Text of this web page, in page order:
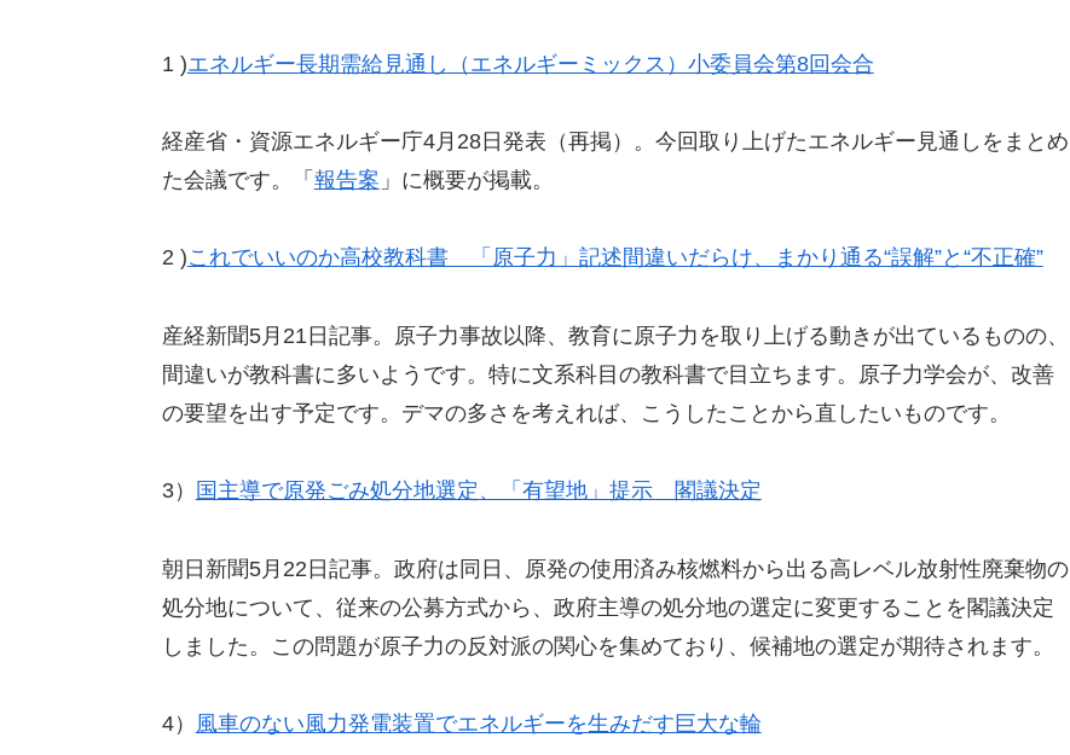
1 )エネルギー長期需給見通し（エネルギーミックス）小委員会第8回会合
経産省・資源エネルギー庁4月28日発表（再掲）。今回取り上げたエネルギー見通しをまとめ
た会議です。「 報告案 」に概要が掲載。
2 )これでいいのか高校教科書 「原子力」記述間違いだらけ、まかり通る“誤解”と“不正確”
産経新聞5月21日記事。原子力事故以降、教育に原子力を取り上げる動きが出ているものの、
間違いが教科書に多いようです。特に文系科目の教科書で目立ちます。原子力学会が、改善
の要望を出す予定です。デマの多さを考えれば、こうしたことから直したいものです。
3） 国主導で原発ごみ処分地選定、「有望地」提示 閣議決定
朝日新聞5月22日記事。政府は同日、原発の使用済み核燃料から出る高レベル放射性廃棄物の
処分地について、従来の公募方式から、政府主導の処分地の選定に変更することを閣議決定
しました。この問題が原子力の反対派の関心を集めており、候補地の選定が期待されます。
4） 風車のない風力発電装置でエネルギーを生みだす巨大な輪